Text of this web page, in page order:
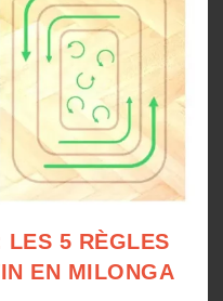
LES 5 RÈGLES
EN MILONGA